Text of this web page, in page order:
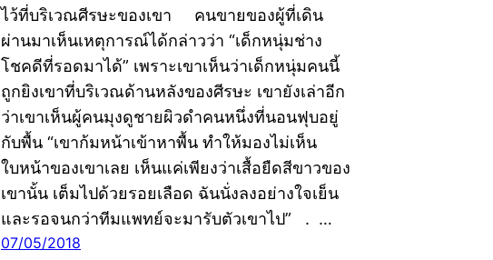
ไว้ที่บริเวณศีรษะของเขา คนขายของผู้ที่เดิน
ผ่านมาเห็นเหตุการณ์ได้กล่าวว่า “เด็กหนุ่มช่าง
โชคดีที่รอดมาได้” เพราะเขาเห็นว่าเด็กหนุ่มคนนี้
ถูกยิงเขาที่บริเวณด้านหลังของศีรษะ เขายังเล่าอีก
ว่าเขาเห็นผู้คนมุงดูชายผิวดำคนหนึ่งที่นอนฟุบอยู่
กับพื้น “เขาก้มหน้าเข้าหาพื้น ทำให้มองไม่เห็น
ใบหน้าของเขาเลย เห็นแค่เพียงว่าเสื้อยืดสีขาวของ
เขานั้น เต็มไปด้วยรอยเลือด ฉันนั่งลงอย่างใจเย็น
และรอจนกว่าทีมแพทย์จะมารับตัวเขาไป” . …
07/05/2018